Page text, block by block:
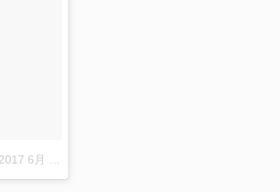
2017 6月 2 7:07午後 PDT